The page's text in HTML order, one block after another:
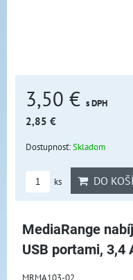
3,50 € s DPH
2,85 €
Dostupnosť:Skladom
ks DO
MediaRange
USB portami, 3,4
MRMA103-02